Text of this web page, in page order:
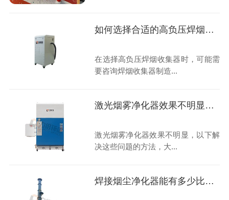
如何选择合适的高负压焊烟收集器？
在选择高负压焊烟收集器时，可能需
要咨询焊烟收集器制造...
激光烟雾净化器效果不明显，如何解决呢？
激光烟雾净化器效果不明显，以下解
决这些问题的方法，大...
焊接烟尘净化器能有多少比例的烟尘被捕集？